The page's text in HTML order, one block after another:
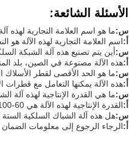
الأسئلة الشائعة:
س:ما هو اسم العلامة التجارية لهذه
أ:اسم العلامة التجارية لهذه الآلة هو
س:أين يتم تصنيع هذه آلة الشبكة
أ:هذه الآلة مصنوعة في الصين، بلد
س:ما هو الحد الأقصى لقطر الأسلاك
أ:هذه الآلة يمكنها التعامل مع قطرات
س:ما هي القدرة الإنتاجية لهذه آلة
أ:القدرة الإنتاجية لهذه الآلة هي 60-100 متر مربع في الساعة.
س:هل هذه آلة الشباك السلكية
أ:الرجاء الرجوع إلى معلومات